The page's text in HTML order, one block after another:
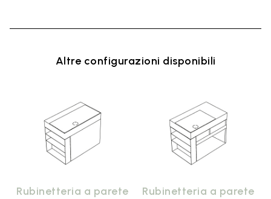
Altre configurazioni disponibili
Rubinetteria a parete
Rubinetteria a parete